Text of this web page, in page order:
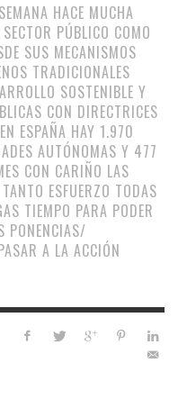
HACE MUCHA
PÚBLICO COMO
SUS MECANISMOS
TRADICIONALES
SOSTENIBLE Y
CON DIRECTRICES
ESPAÑA HAY 1.970
AUTÓNOMAS Y 477
CON CARIÑO LAS
ESFUERZO TODAS
TIEMPO PARA PODER
PONENCIAS/
A LA ACCIÓN